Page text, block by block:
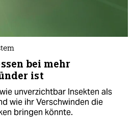
bei mehr
ist
unverzichtbar Insekten als
wie ihr Verschwinden die
bringen könnte.